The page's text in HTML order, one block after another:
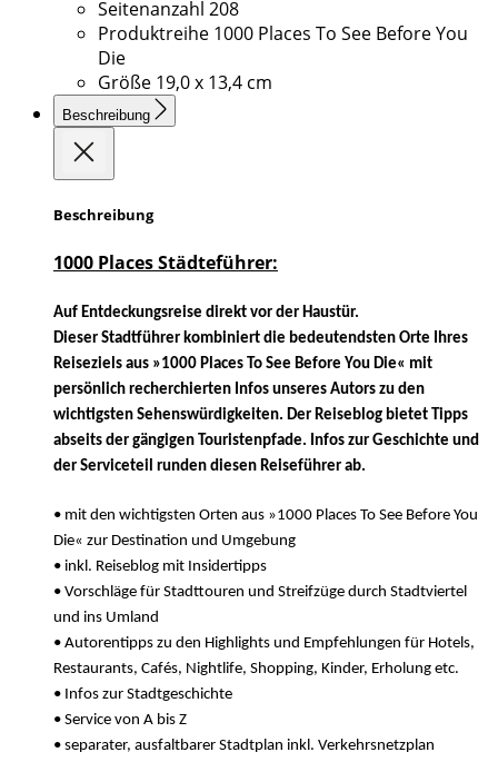
Seitenanzahl 208
Produktreihe 1000 Places To See Before You
Die
Größe 19,0 x 13,4 cm
Beschreibung
Beschreibung
1000 Places Städteführer:
Auf Entdeckungsreise direkt vor der Haustür.
Dieser Stadtführer kombiniert die bedeutendsten Orte Ihres
Reiseziels aus »1000 Places To See Before You Die« mit
persönlich recherchierten Infos unseres Autors zu den
wichtigsten Sehenswürdigkeiten. Der Reiseblog bietet Tipps
abseits der gängigen Touristenpfade. Infos zur Geschichte und
der Serviceteil runden diesen Reiseführer ab.
• mit den wichtigsten Orten aus »1000 Places To See Before You
Die« zur Destination und Umgebung
• inkl. Reiseblog mit Insidertipps
• Vorschläge für Stadttouren und Streifzüge durch Stadtviertel
und ins Umland
• Autorentipps zu den Highlights und Empfehlungen für Hotels,
Restaurants, Cafés, Nightlife, Shopping, Kinder, Erholung etc.
• Infos zur Stadtgeschichte
• Service von A bis Z
• separater, ausfaltbarer Stadtplan inkl. Verkehrsnetzplan